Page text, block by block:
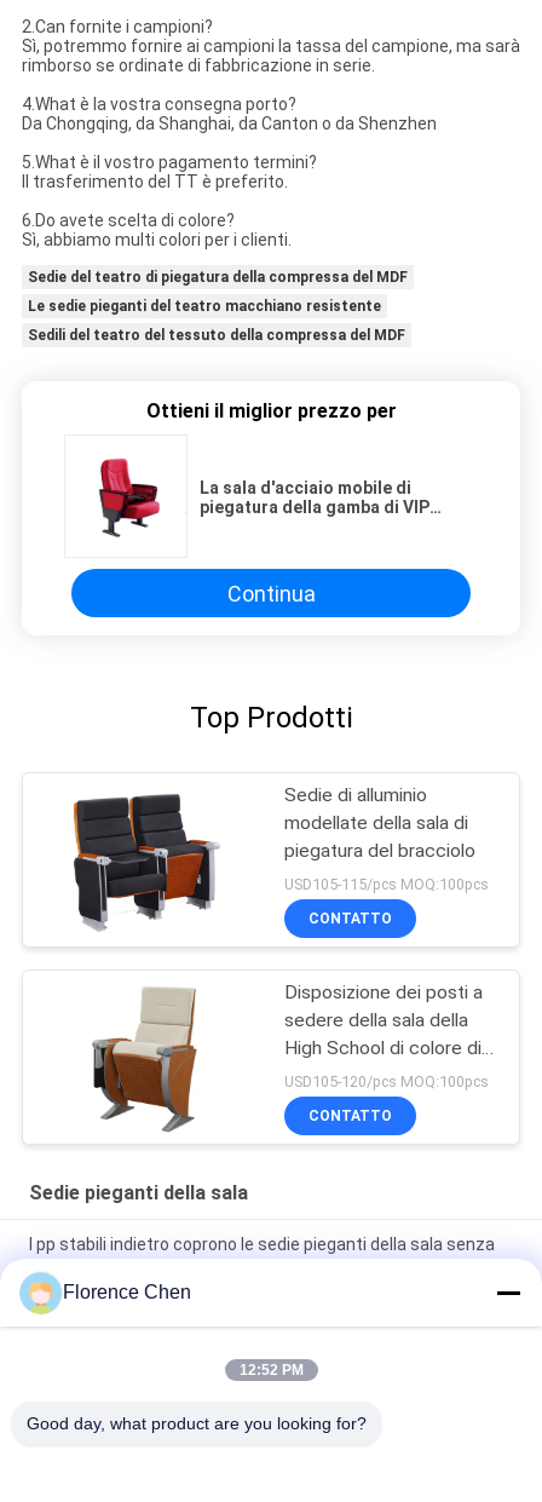
2.Can fornite i campioni?
Sì, potremmo fornire ai campioni la tassa del campione, ma sarà
rimborso se ordinate di fabbricazione in serie.
4.What è la vostra consegna porto?
Da Chongqing, da Shanghai, da Canton o da Shenzhen
5.What è il vostro pagamento termini?
Il trasferimento del TT è preferito.
6.Do avete scelta di colore?
Sì, abbiamo multi colori per i clienti.
Sedie del teatro di piegatura della compressa del MDF
Le sedie pieganti del teatro macchiano resistente
Sedili del teatro del tessuto della compressa del MDF
Ottieni il miglior prezzo per
La sala d'acciaio mobile di
piegatura della gamba di VIP
Continua
Top Prodotti
Sedie di alluminio
modellate della sala di
piegatura del bracciolo
USD105-115/pcs MOQ:100pcs
CONTATTO
Disposizione dei posti a
sedere della sala della
High School di colore di
legno di faggio
USD105-120/pcs MOQ:100pcs
CONTATTO
Sedie pieganti della sala
I pp stabili indietro coprono le sedie pieganti della sala senza
compressa
La sala d'acciaio mobile di piegatura della gamba di VIP
presiede con la compressa nascosta
Sedie pieganti d'acciaio della sala dello spruzzo elettrostatico
Florence Chen
12:52 PM
Good day, what product are you looking for?